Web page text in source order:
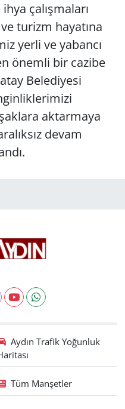
çalışmaları
turizm hayatına
yerli ve yabancı
önemli bir cazibe
Belediyesi
aktarmaya
devam
Aydın Trafik Yoğunluk
Tüm Manşetler